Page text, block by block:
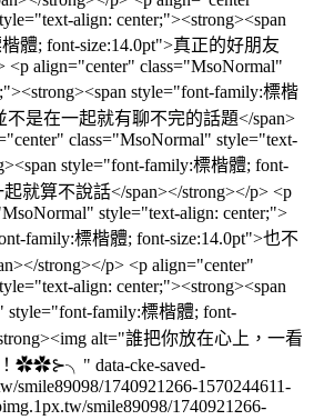
align: center;"><strong><span
體; font-size:14.0pt">真正的好朋友
<p align="center" class="MsoNormal"
style="font-family:標楷
不是在一起就有聊不完的話題</span>
class="MsoNormal" style="text-
style="font-family:標楷體; font-
就算不說話</span></strong></p> <p
style="text-align: center;">
family:標楷體; font-size:14.0pt">也不
strong></p> <p align="center"
align: center;"><strong><span
style="font-family:標楷體; font-
alt="誰把你放在心上，一看
✿✿⊱╮" data-cke-saved-
smile89098/1740921266-1570244611-
smile89098/1740921266-